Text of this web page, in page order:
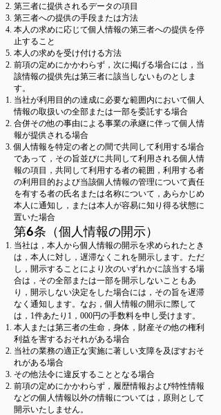
第三者に提供されるデータの項目
第三者への提供の手段または方法
本人の求めに応じて個人情報の第三者への提供を停
止すること
本人の求めを受け付ける方法
前項の定めにかかわらず，次に掲げる場合には，当
該情報の提供先は第三者に該当しないものとしま
す。
当社が利用目的の達成に必要な範囲内において個人
情報の取扱いの全部または一部を委託する場合
合併その他の事由による事業の承継に伴って個人情
報が提供される場合
個人情報を特定の者との間で共同して利用する場合
であって，その旨並びに共同して利用される個人情
報の項目，共同して利用する者の範囲，利用する者
の利用目的および当該個人情報の管理について責任
を有する者の氏名または名称について，あらかじめ
本人に通知し，または本人が容易に知り得る状態に
置いた場合
第6条（個人情報の開示）
当社は，本人から個人情報の開示を求められたとき
は，本人に対し，遅滞なくこれを開示します。ただ
し，開示することにより次のいずれかに該当する場
合は，その全部または一部を開示しないこともあ
り，開示しない決定をした場合には，その旨を遅滞
なく通知します。なお，個人情報の開示に際して
は，1件あたり1，000円の手数料を申し受けます。
本人または第三者の生命，身体，財産その他の権利
利益を害するおそれがある場合
当社の業務の適正な実施に著しい支障を及ぼすおそ
れがある場合
その他法令に違反することとなる場合
前項の定めにかかわらず，履歴情報および特性情報
などの個人情報以外の情報については，原則として
開示いたしません。